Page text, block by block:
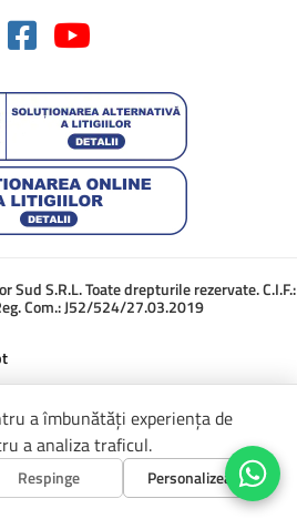
a îmbunătăți experiența de
a analiza traficul.
Respinge Personalizează
S.R.L. Toate drepturile rezervate. C.I.F.:
Com.: J52/524/27.03.2019